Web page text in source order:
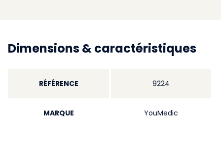
Dimensions & caractéristiques
RÉFÉRENCE 9224
MARQUE YouMedic